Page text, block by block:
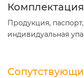
Комплектация
Продукция,
индивидуальная